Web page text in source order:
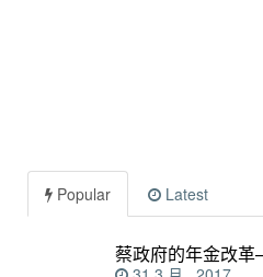
Popular Latest
蔡政府的年金改